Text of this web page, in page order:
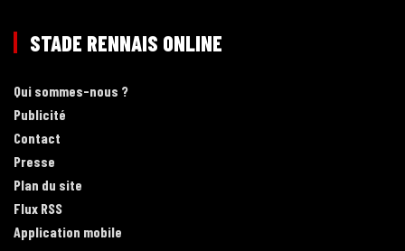
STADE RENNAIS ONLINE
Qui sommes-nous ?
Publicité
Contact
Presse
Plan du site
Flux RSS
Application mobile